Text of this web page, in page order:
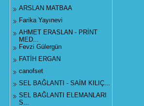
ARSLAN MATBAA
Farika Yayınevi
AHMET ERASLAN - PRİNT
MED...
Fevzi Gülergün
FATİH ERGAN
canofset
SEL BAĞLANTI - SAİM KILIÇ...
SEL BAĞLANTI ELEMANLARI
S...